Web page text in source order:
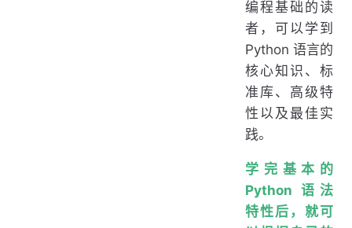
编程基础的读
者，可以学到
Python 语言的
核心知识、标
准库、高级特
性以及最佳实
践。
学完基本的
Python 语法
特性后，就可